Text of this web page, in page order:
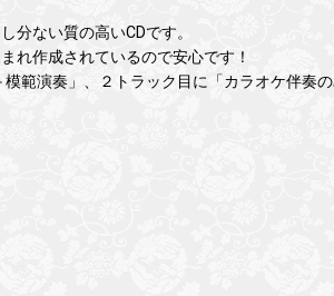
分ない質の高いCDです。
れ作成されているので安心です！
範演奏」、２トラック目に「カラオケ伴奏